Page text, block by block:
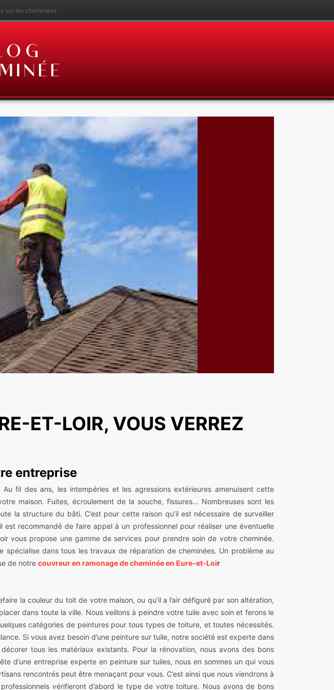
sur les cheminées
ET-LOIR, VOUS VERREZ
entreprise
fil des ans, les intempéries et les agressions extérieures amenuisent cette
maison. Fuites, écroulement de la souche, fissures… Nombreuses sont les
la structure du bâti. C’est pour cette raison qu’il est nécessaire de surveiller
recommandé de faire appel à un professionnel pour réaliser une éventuelle
vous propose une gamme de services pour prendre soin de votre cheminée.
dans tous les travaux de réparation de cheminées. Un problème au
de notre couvreur en ramonage de cheminée en Eure-et-Loir
la couleur du toit de votre maison, ou qu’il a l’air défiguré par son altération,
dans toute la ville. Nous veillons à peindre votre tuile avec soin et ferons le
catégories de peintures pour tous types de toiture, et toutes nécessités.
Si vous avez besoin d’une peinture sur tuile, notre société est experte dans
tous les matériaux existants. Pour la rénovation, nous avons des bons
d’une entreprise experte en peinture sur tuiles, nous en sommes un qui vous
rencontrés peut être menaçant pour vous. C’est ainsi que nous viendrons à
vérifieront d’abord le type de votre toiture. Nous avons de bons